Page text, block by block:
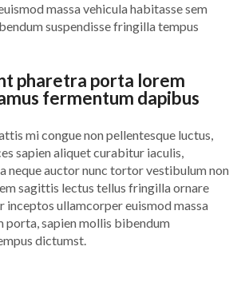
massa vehicula habitasse sem
suspendisse fringilla tempus
pharetra porta lorem
fermentum dapibus
mi congue non pellentesque luctus,
sapien aliquet curabitur iaculis,
neque auctor nunc tortor vestibulum non
sagittis lectus tellus fringilla ornare
inceptos ullamcorper euismod massa
porta, sapien mollis bibendum
dictumst.